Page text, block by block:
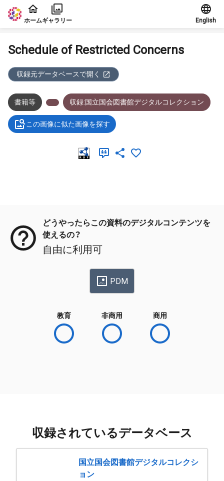
本文に飛ぶ
ホームギャラリー English
Schedule of Restricted Concerns
収録元データベースで開く
書籍等 収録:国立国会図書館デジタルコレクション
この画像に似た画像を探す
どうやったらこの資料のデジタルコンテンツを
使えるの？
自由に利用可
PDM
教育 非商用 商用
収録されているデータベース
国立国会図書館デジタルコレクシ
ョン